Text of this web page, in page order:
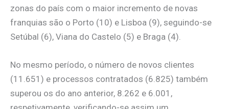
zonas do país com o maior incremento de novas
franquias são o Porto (10) e Lisboa (9), seguindo-se
Setúbal (6), Viana do Castelo (5) e Braga (4).
No mesmo período, o número de novos clientes
(11.651) e processos contratados (6.825) também
superou os do ano anterior, 8.262 e 6.001,